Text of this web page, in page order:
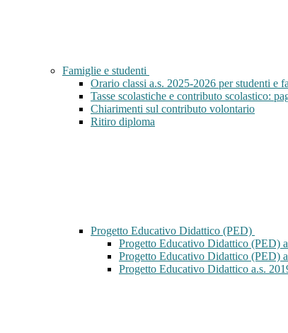
Famiglie e studenti
Orario classi a.s. 2025-2026 per studenti e
Tasse scolastiche e contributo scolastico:
Chiarimenti sul contributo volontario
Ritiro diploma
Progetto Educativo Didattico (PED)
Progetto Educativo Didattico (PED)
Progetto Educativo Didattico (PED)
Progetto Educativo Didattico a.s.